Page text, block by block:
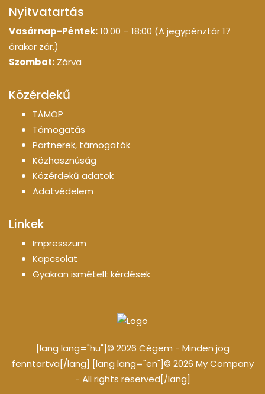
Nyitvatartás
Vasárnap-Péntek:10:00 – 18:00 (A jegypénztár 17
órakor zár.)
Szombat: Zárva
Közérdekű
TÁMOP
Támogatás
Partnerek, támogatók
Közhasznúság
Közérdekű adatok
Adatvédelem
Linkek
Impresszum
Kapcsolat
Gyakran ismételt kérdések
[lang lang="hu"]© 2026 Cégem - Minden jog
fenntartva[/lang] [lang lang="en"]© 2026 My Company
- All rights reserved[/lang]